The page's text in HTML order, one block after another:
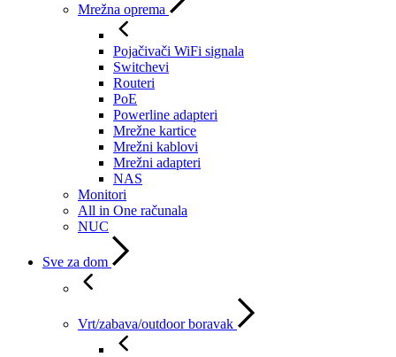
Mrežna oprema
Pojačivači WiFi signala
Switchevi
Routeri
PoE
Powerline adapteri
Mrežne kartice
Mrežni kablovi
Mrežni adapteri
NAS
Monitori
All in One računala
NUC
Sve za dom
Vrt/zabava/outdoor boravak